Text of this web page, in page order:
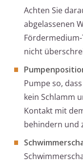
Achten Sie
abgelassenen
nicht
Pumpe so,
kein Schlamm
Kontakt mit
behindern und